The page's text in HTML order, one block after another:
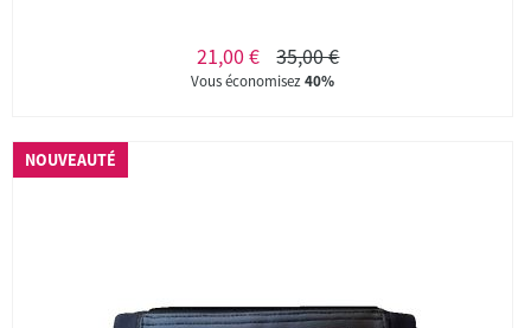
21,00 € 35,00 €
Vous économisez40%
NOUVEAUTÉ